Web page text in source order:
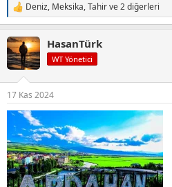
T
e
k
i
l
:
Deniz, Meksika,Tahirve 2 diğerleri
HasanTürk
WT Yönetici
17 Kas 2024